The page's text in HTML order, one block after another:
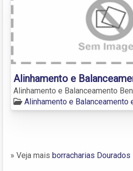
Alinhamento e
Alinhamento e Balanceamento
Alinhamento e Balanceamento
» Veja mais borracharias Dourados